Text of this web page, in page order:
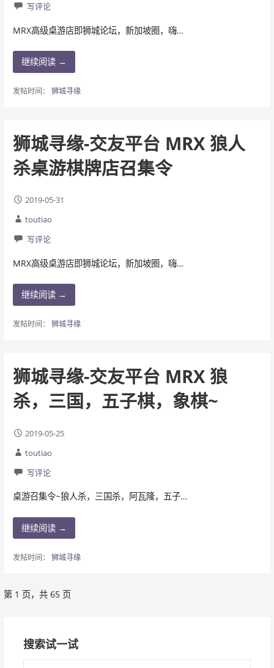
写评论
MRX高级桌游店即狮城论坛，新加坡圈，嗨…
继续阅读 →
发帖时间： 狮城寻缘
狮城寻缘-交友平台 MRX 狼人
杀桌游棋牌店召集令
2019-05-31
toutiao
写评论
MRX高级桌游店即狮城论坛，新加坡圈，嗨…
继续阅读 →
发帖时间： 狮城寻缘
狮城寻缘-交友平台 MRX 狼
杀，三国，五子棋，象棋~
2019-05-25
toutiao
写评论
桌游召集令~狼人杀，三国杀，阿瓦隆，五子…
继续阅读 →
发帖时间： 狮城寻缘
文
第 1 页，共 65 页
搜索试一试